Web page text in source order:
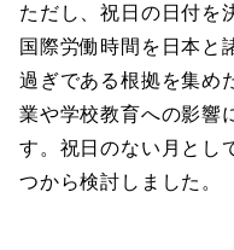
ただし、祝日の日付を
国際労働時間を日本と
過ぎである根拠を集め
業や学校教育への影響
す。祝日のない月とし
つから検討しました。